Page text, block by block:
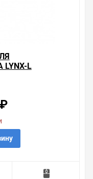
L